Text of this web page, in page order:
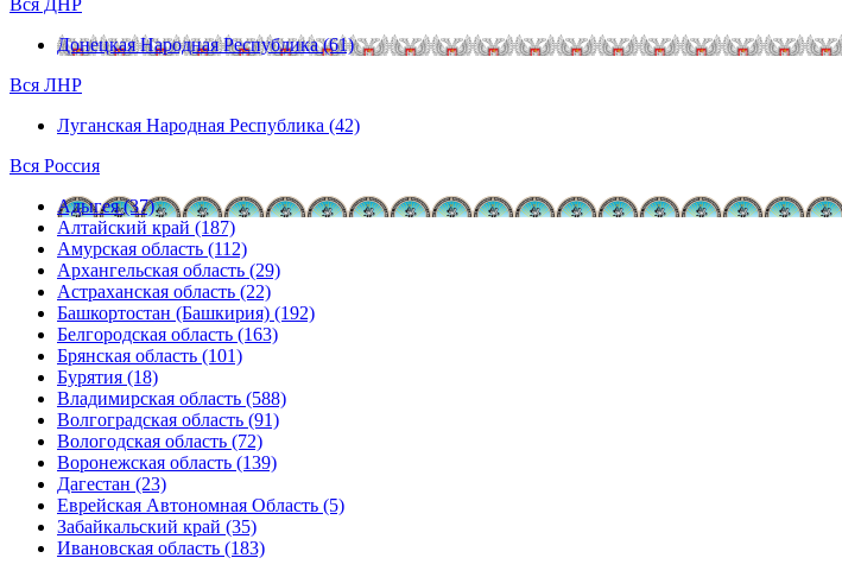
Вся ДНР
Донецкая Народная Республика (61)
Вся ЛНР
Луганская Народная Республика (42)
Вся Россия
Адыгея (37)
Алтайский край (187)
Амурская область (112)
Архангельская область (29)
Астраханская область (22)
Башкортостан (Башкирия) (192)
Белгородская область (163)
Брянская область (101)
Бурятия (18)
Владимирская область (588)
Волгоградская область (91)
Вологодская область (72)
Воронежская область (139)
Дагестан (23)
Еврейская Автономная Область (5)
Забайкальский край (35)
Ивановская область (183)